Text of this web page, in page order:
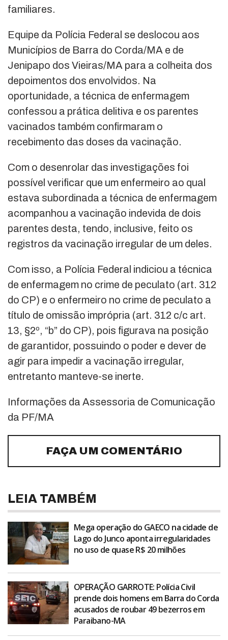
familiares.
Equipe da Polícia Federal se deslocou aos
Municípios de Barra do Corda/MA e de
Jenipapo dos Vieiras/MA para a colheita dos
depoimentos dos envolvidos. Na
oportunidade, a técnica de enfermagem
confessou a prática delitiva e os parentes
vacinados também confirmaram o
recebimento das doses da vacinação.
Com o desenrolar das investigações foi
possível verificar que um enfermeiro ao qual
estava subordinada a técnica de enfermagem
acompanhou a vacinação indevida de dois
parentes desta, tendo, inclusive, feito os
registros da vacinação irregular de um deles.
Com isso, a Polícia Federal indiciou a técnica
de enfermagem no crime de peculato (art. 312
do CP) e o enfermeiro no crime de peculato a
título de omissão imprópria (art. 312 c/c art.
13, §2º, “b” do CP), pois figurava na posição
de garantidor, possuindo o poder e dever de
agir para impedir a vacinação irregular,
entretanto manteve-se inerte.
Informações da Assessoria de Comunicação
da PF/MA
FAÇA UM COMENTÁRIO
LEIA TAMBÉM
Mega operação do GAECO na cidade de
Lago do Junco aponta irregularidades
no uso de quase R$ 20 milhões
OPERAÇÃO GARROTE: Polícia Civil
prende dois homens em Barra do Corda
acusados de roubar 49 bezerros em
Paraibano-MA